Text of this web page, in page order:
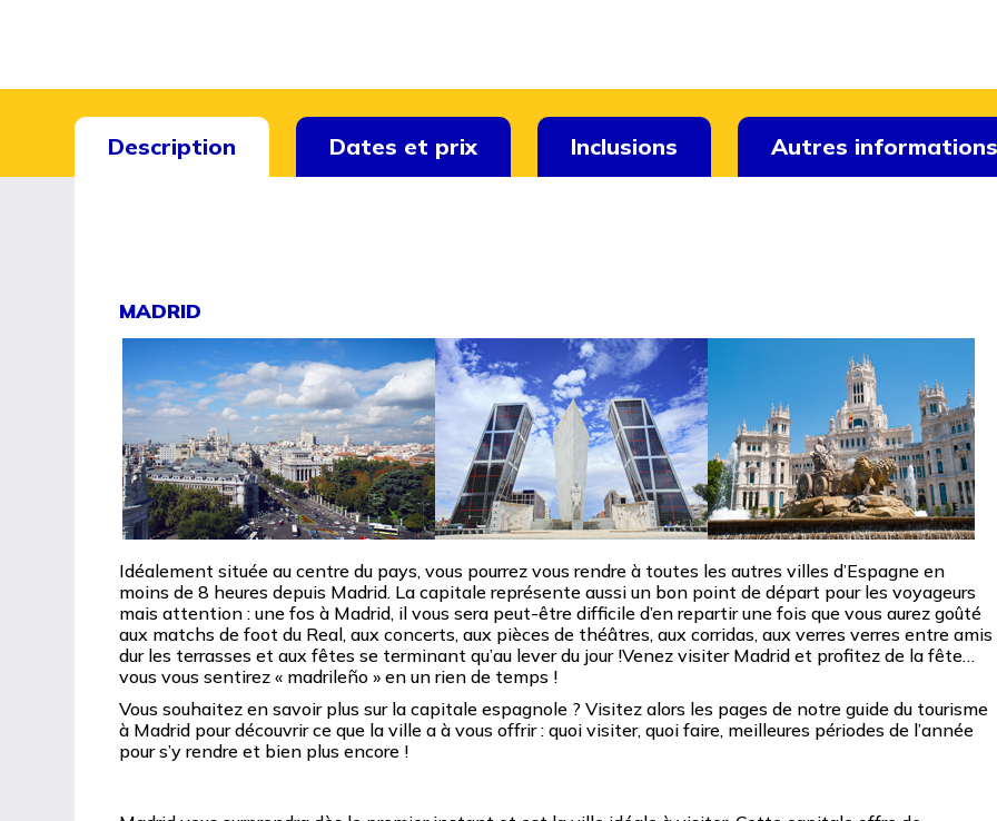
Description Dates et prix Inclusions Autres
MADRID
Idéalement située au centre du pays, vous pourrez vous rendre à toutes les autres villes d’Espagne en
moins de 8 heures depuis Madrid. La capitale représente aussi un bon point de départ pour les voyageurs
mais attention : une fos à Madrid, il vous sera peut-être difficile d’en repartir une fois que vous aurez goûté
aux matchs de foot du Real, aux concerts, aux pièces de théâtres, aux corridas, aux verres verres entre amis
dur les terrasses et aux fêtes se terminant qu’au lever du jour !Venez visiter Madrid et profitez de la fête…
vous vous sentirez « madrileño » en un rien de temps !
Vous souhaitez en savoir plus sur la capitale espagnole ? Visitez alors les pages de notre guide du tourisme
à Madrid pour découvrir ce que la ville a à vous offrir : quoi visiter, quoi faire, meilleures périodes de l’année
pour s’y rendre et bien plus encore !